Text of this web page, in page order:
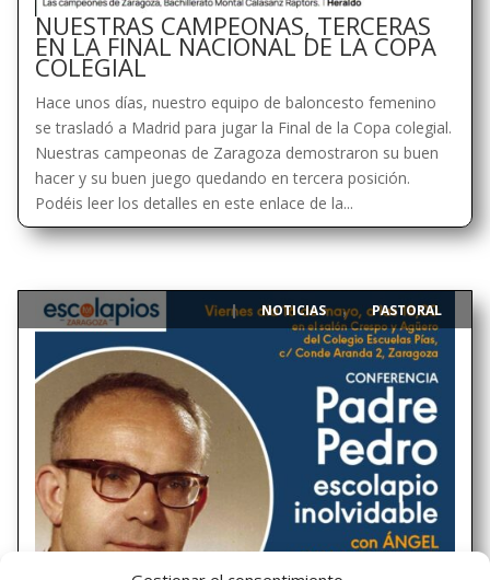
NUESTRAS CAMPEONAS, TERCERAS
EN LA FINAL NACIONAL DE LA COPA
COLEGIAL
Hace unos días, nuestro equipo de baloncesto femenino
se trasladó a Madrid para jugar la Final de la Copa colegial.
Nuestras campeonas de Zaragoza demostraron su buen
hacer y su buen juego quedando en tercera posición.
Podéis leer los detalles en este enlace de la...
| NOTICIAS , PASTORAL